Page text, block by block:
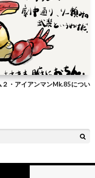
２・アイアンマンMk.85につい